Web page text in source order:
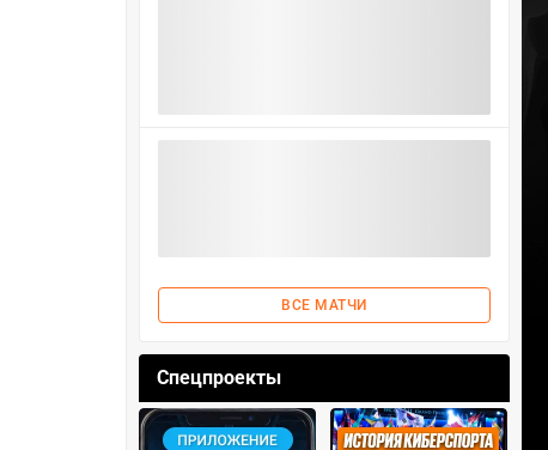
ВСЕ МАТЧИ
Спецпроекты